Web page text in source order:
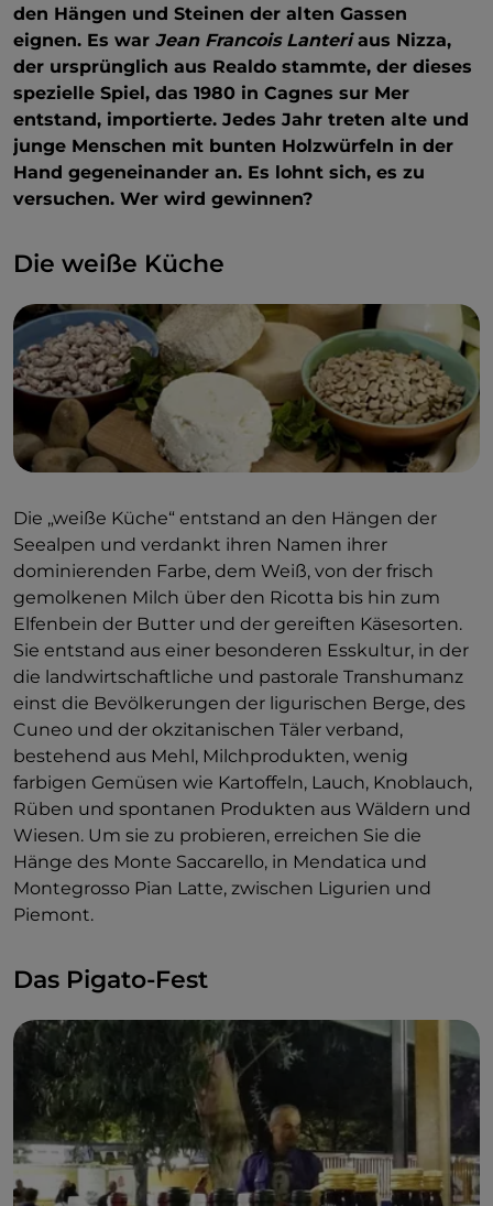
den Hängen und Steinen der alten Gassen
eignen. Es war Jean Francois Lanteriaus Nizza,
der ursprünglich aus Realdo stammte, der dieses
spezielle Spiel, das 1980 in Cagnes sur Mer
entstand, importierte. Jedes Jahr treten alte und
junge Menschen mit bunten Holzwürfeln in der
Hand gegeneinander an. Es lohnt sich, es zu
versuchen. Wer wird gewinnen?
Die weiße Küche
Die „weiße Küche“ entstand an den Hängen der
Seealpen und verdankt ihren Namen ihrer
dominierenden Farbe, dem Weiß, von der frisch
gemolkenen Milch über den Ricotta bis hin zum
Elfenbein der Butter und der gereiften Käsesorten.
Sie entstand aus einer besonderen Esskultur, in der
die landwirtschaftliche und pastorale Transhumanz
einst die Bevölkerungen der ligurischen Berge, des
Cuneo und der okzitanischen Täler verband,
bestehend aus Mehl, Milchprodukten, wenig
farbigen Gemüsen wie Kartoffeln, Lauch, Knoblauch,
Rüben und spontanen Produkten aus Wäldern und
Wiesen. Um sie zu probieren, erreichen Sie die
Hänge des Monte Saccarello, in Mendatica und
Montegrosso Pian Latte, zwischen Ligurien und
Piemont.
Das Pigato-Fest